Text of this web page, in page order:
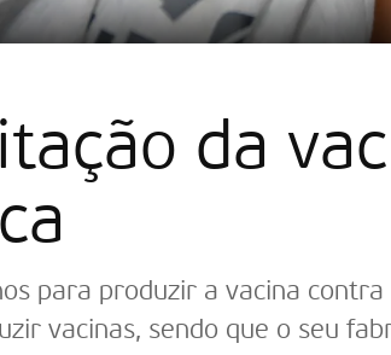
da
para produzir a vacina
vacinas, sendo que o seu